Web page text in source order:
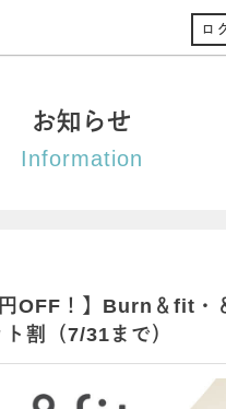
ロ
お知らせ
Information
円OFF！】Burn＆fit・
割（7/31まで）